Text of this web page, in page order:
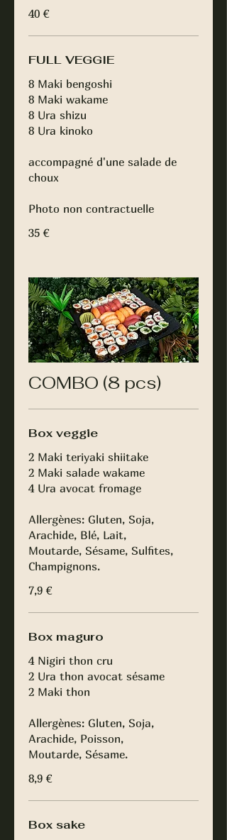
40 €
FULL VEGGIE
8 Maki bengoshi
8 Maki wakame
8 Ura shizu
8 Ura kinoko
accompagné d'une salade de
choux
Photo non contractuelle
35 €
COMBO (8 pcs)
Box veggie
2 Maki teriyaki shiitake
2 Maki salade wakame
4 Ura avocat fromage
Allergènes: Gluten, Soja,
Arachide, Blé, Lait,
Moutarde, Sésame, Sulfites,
Champignons.
7,9 €
Box maguro
4 Nigiri thon cru
2 Ura thon avocat sésame
2 Maki thon
Allergènes: Gluten, Soja,
Arachide, Poisson,
Moutarde, Sésame.
8,9 €
Box sake